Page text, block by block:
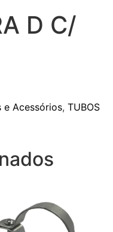
D C/
e Acessórios, TUBOS